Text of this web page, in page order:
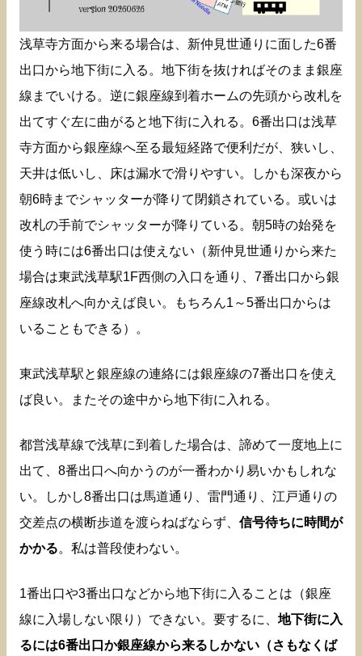
浅草寺方面から来る場合は、新仲見世通りに面した6番
出口から地下街に入る。地下街を抜ければそのまま銀座
線までいける。逆に銀座線到着ホームの先頭から改札を
出てすぐ左に曲がると地下街に入れる。6番出口は浅草
寺方面から銀座線へ至る最短経路で便利だが、狭いし、
天井は低いし、床は漏水で滑りやすい。しかも深夜から
朝6時までシャッターが降りて閉鎖されている。或いは
改札の手前でシャッターが降りている。朝5時の始発を
使う時には6番出口は使えない（新仲見世通りから来た
場合は東武浅草駅1F西側の入口を通り、7番出口から銀
座線改札へ向かえば良い。もちろん1～5番出口からは
いることもできる）。
東武浅草駅と銀座線の連絡には銀座線の7番出口を使え
ば良い。またその途中から地下街に入れる。
都営浅草線で浅草に到着した場合は、諦めて一度地上に
出て、8番出口へ向かうのが一番わかり易いかもしれな
い。しかし8番出口は馬道通り、雷門通り、江戸通りの
交差点の横断歩道を渡らねばならず、 信号待ちに時間が
かかる。私は普段使わない。
1番出口や3番出口などから地下街に入ることは（銀座
線に入場しない限り）できない。要するに、 地下街に入
るには6番出口か銀座線から来るしかない（さもなくば